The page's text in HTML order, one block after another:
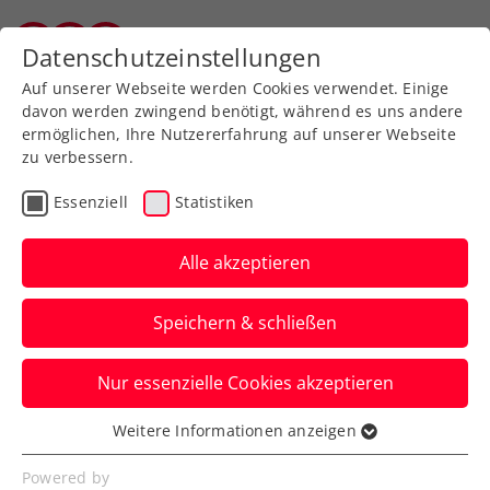
Zurück zur Newsübersicht
Turniere
Erste Bank Open: Misolic
und Ofner wehren sich
gegen starke Gegner
tapfer
Für beide kommt beim ATP-500-Turnier in
Wien das Aus. Am Dienstag will es
Dominic Thiem besser machen.
Datenschutzeinstellungen
Auf unserer Webseite werden Cookies verwendet. Einige
davon werden zwingend benötigt, während es uns andere
ermöglichen, Ihre Nutzererfahrung auf unserer Webseite
zu verbessern.
Essenziell Statistiken
Alle akzeptieren
Speichern & schließen
Nur essenzielle Cookies akzeptieren
Essenziell
Essenzielle Cookies werden für grundlegende
Weitere Informationen anzeigen
Powered by